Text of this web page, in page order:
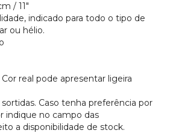
/ 11"
indicado para todo o tipo de
ou hélio.
real pode apresentar ligeira
Caso tenha preferência por
indique no campo das
a disponibilidade de stock.